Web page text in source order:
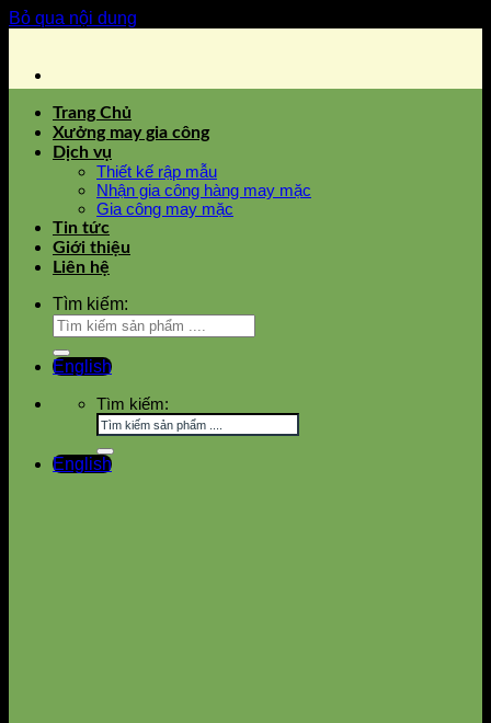
Bỏ qua nội dung
Trang Chủ
Xưởng may gia công
Dịch vụ
Thiết kế rập mẫu
Nhận gia công hàng may mặc
Gia công may mặc
Tin tức
Giới thiệu
Liên hệ
Tìm kiếm:
English
Tìm kiếm:
English